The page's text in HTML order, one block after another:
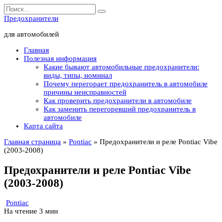
Перейти
к
содержанию
Search
for:
Предохранители
для автомобилей
Главная
Полезная информация
Какие бывают автомобильные предохранители:
виды, типы, номинал
Почему перегорает предохранитель в автомобиле
причины неисправностей
Как проверить предохранители в автомобиле
Как заменить перегоревший предохранитель в
автомобиле
Карта сайта
Главная страница » Pontiac » Предохранители и реле Pontiac Vibe
(2003-2008)
Предохранители и реле Pontiac Vibe
(2003-2008)
Pontiac
На чтение 3 мин